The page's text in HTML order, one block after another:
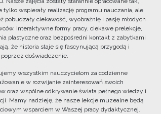
tylko wspierały realizację programu nauczania, ale
pobudzały ciekawość, wyobraźnię i pasję młodych
Interaktywne formy pracy, ciekawe prelekcje,
plastyczne oraz bezpośredni kontakt z zabytkami
że historia staje się fascynującą przygodą i
doświadczenie.
wszystkim nauczycielom za codzienne
w rozwijanie zainteresowań swoich
oraz wspólne odkrywanie świata pełnego wiedzy i
Mamy nadzieję, że nasze lekcje muzealne będą
wsparciem w Waszej pracy dydaktycznej.